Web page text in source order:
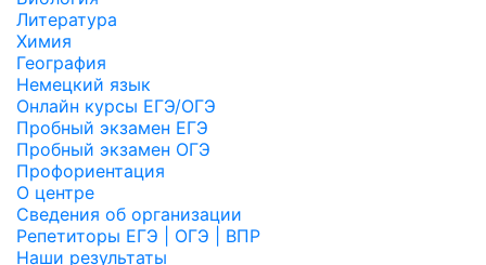
Литература
Химия
География
Немецкий язык
Онлайн курсы ЕГЭ/ОГЭ
Пробный экзамен ЕГЭ
Пробный экзамен ОГЭ
Профориентация
О центре
Сведения об организации
Репетиторы ЕГЭ | ОГЭ | ВПР
Наши результаты